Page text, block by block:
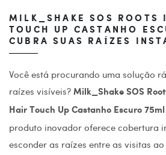
MILK_SHAKE SOS ROOTS
TOUCH UP CASTANHO
CUBRA SUAS RAÍZES
Você está procurando uma solução
raízes visíveis? Milk_Shake SOS
Hair Touch Up Castanho Escuro 75ml
produto inovador oferece cobertura
esconder as raízes entre as visitas ao